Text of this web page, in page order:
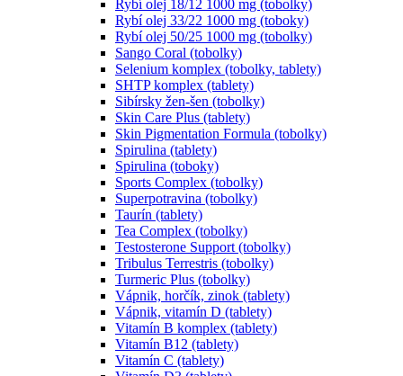
Rybí olej 18/12 1000 mg (tobolky)
Rybí olej 33/22 1000 mg (toboky)
Rybí olej 50/25 1000 mg (tobolky)
Sango Coral (tobolky)
Selenium komplex (tobolky, tablety)
SHTP komplex (tablety)
Sibírsky žen-šen (tobolky)
Skin Care Plus (tablety)
Skin Pigmentation Formula (tobolky)
Spirulina (tablety)
Spirulina (toboky)
Sports Complex (tobolky)
Superpotravina (tobolky)
Taurín (tablety)
Tea Complex (tobolky)
Testosterone Support (tobolky)
Tribulus Terrestris (tobolky)
Turmeric Plus (tobolky)
Vápnik, horčík, zinok (tablety)
Vápnik, vitamín D (tablety)
Vitamín B komplex (tablety)
Vitamín B12 (tablety)
Vitamín C (tablety)